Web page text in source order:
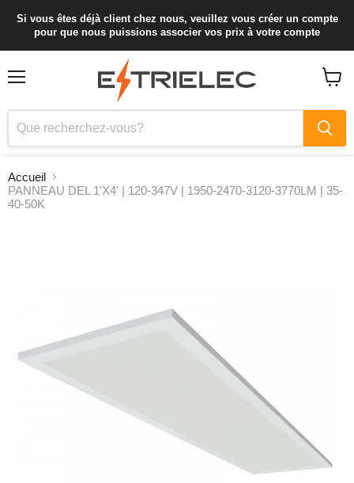
Si vous êtes déjà client chez nous, veuillez vous créer un compte
pour que nous puissions associer vos prix à votre compte
Accueil
PANNEAU DEL 1'X4' | 120-347V | 1950-2470-3120-3770LM | 35-
40-50K